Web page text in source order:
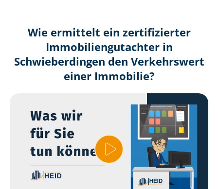
Wie ermittelt ein zertifizierter
Immobilien­gutachter in
Schwieberdingen den Verkehrswert
einer Immobilie?